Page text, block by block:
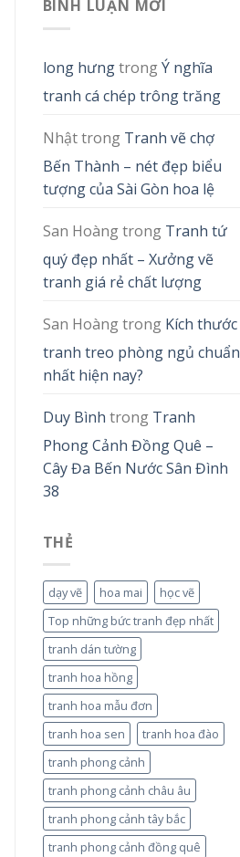
BÌNH LUẬN MỚI
long hưngtrongÝ nghĩa
tranh cá chép trông trăng
Nhậttrong Tranh vẽ chợ
Bến Thành – nét đẹp biểu
tượng của Sài Gòn hoa lệ
San Hoàngtrong Tranh tứ
quý đẹp nhất – Xưởng vẽ
tranh giá rẻ chất lượng
San Hoàngtrong Kích thước
tranh treo phòng ngủ chuẩn
nhất hiện nay?
Duy Bình trong Tranh
Phong Cảnh Đồng Quê –
Cây Đa Bến Nước Sân Đình
38
THẺ
dạy vẽ hoa mai
học vẽ
Top những bức tranh đẹp nhất
tranh dán tường
tranh hoa hồng
tranh hoa mẫu đơn
tranh hoa sen
tranh hoa đào
tranh phong cảnh
tranh phong cảnh châu âu
tranh phong cảnh tây bắc
tranh phong cảnh đồng quê